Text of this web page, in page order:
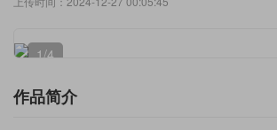
1/4
作品简介